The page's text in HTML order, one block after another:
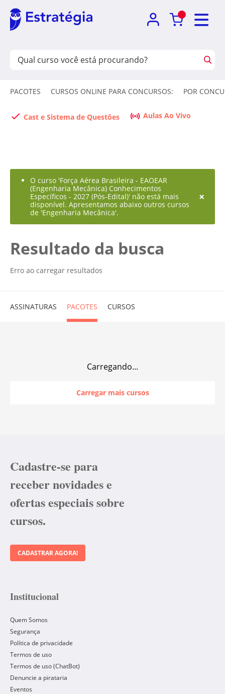
PACOTES CURSOS ONLINE PARA CONCURSOS: POR
Cast e Sistema de Questões Aulas Ao Vivo
O curso 'Força Aérea Brasileira - EAOEAR
(Engenharia Mecânica) Conhecimentos
Específicos - 2027 (Pós-Edital)' não está mais
disponível. Apresentamos abaixo outros cursos
de 'Engenharia Mecânica'.
×
Resultado da busca
Erro ao carregar resultados
ASSINATURAS PACOTES CURSOS
Carregando...
Carregar mais cursos
Cadastre-se para
receber novidades e
ofertas especiais sobre
cursos.
CADASTRAR AGORA!
Institucional
Quem Somos
Segurança
Política de privacidade
Termos de uso
Termos de uso (ChatBot)
Denuncie a pirataria
Eventos